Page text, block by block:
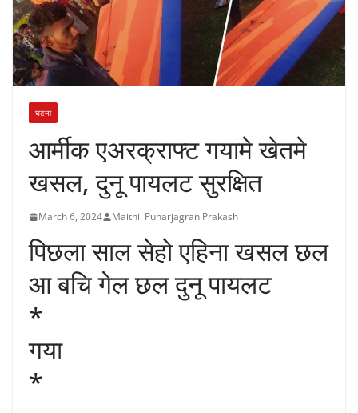
घटना
आर्मीक एअरक्राफ्ट गयामे खेतमे
खसल, दुनू पायलट सुरक्षित
March 6, 2024 Maithil Punarjagran Prakash
पिछला साल सेहो एहिना खसल छल
आ बचि गेल छल दुनू पायलट
*
गया
*